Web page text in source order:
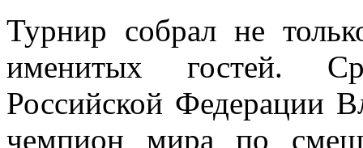
Турнир собрал не
именитых гостей.
Российской Федерации
чемпион мира по